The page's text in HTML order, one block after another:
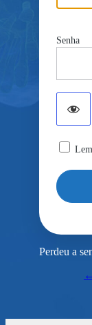
Senha
Perdeu a